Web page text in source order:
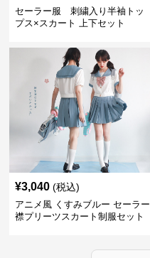
セーラー服 刺繍入り半袖トッ
プス×スカート 上下セット
¥3,040 (税込)
アニメ風 くすみブルー セーラー
襟プリーツスカート制服セット